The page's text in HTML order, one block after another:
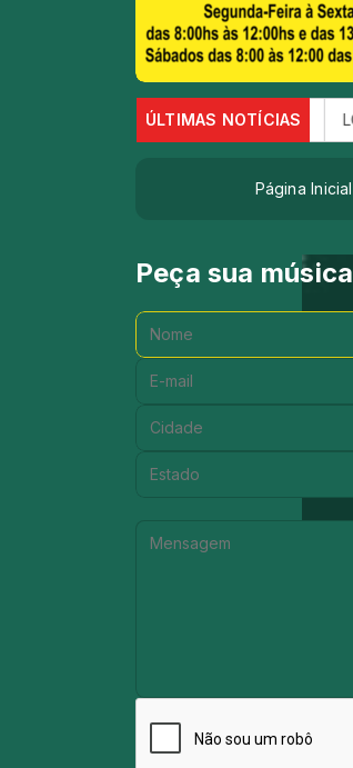
ÚLTIMAS NOTÍCIAS
FOI UM SUCESSO . LOGO 87.7FM
Página Inicial
Peça sua música
Nome: